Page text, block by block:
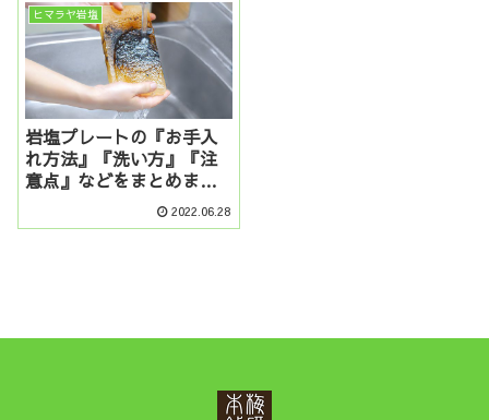
ヒマラヤ岩塩
岩塩プレートの『お手入
れ方法』『洗い方』『注
意点』などをまとめまし
2022.06.28